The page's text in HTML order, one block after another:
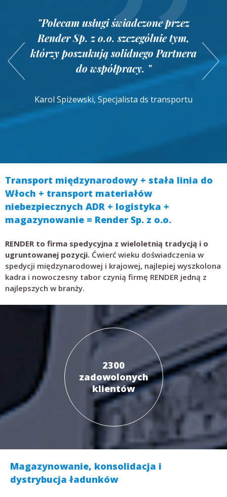
"Polecam usługi świadczone przez
Render Sp. z o.o. szczególnie tym,
którzy poszukują solidnego Partnera
do współpracy. "
Karol Spiżewski, Specjalista ds transportu
"Wysoka jakość oferowanych usług,
poparta rzetelnością i elastycznością
firmy, pozwala nam bez zastrzeżeń
rekomendować RENDER Sp. z o.o.
jako godnego zaufania przewoźnika. "
Dyrektor Generalny, Dariusz Jankowski
firmę Render za każdym razem
charakteryzuje solidność i
terminowość. Niniejszym
potwierdzamy naszą dobrą
współpracę. "
Agnieszka Niemczyk, Specjalista ds
Transport międzynarodowy + stała linia do
Włoch + transport materiałów
niebezpiecznych ADR + logistyka +
magazynowanie = Render Sp. z o.o.
RENDER to firma spedycyjna z wieloletnią tradycją i o
ugruntowanej pozycji. Ćwierć wieku doświadczenia w
spedycji międzynarodowej i krajowej, najlepiej wyszkolona
kadra i nowoczesny tabor czynią firmę RENDER jedną z
najlepszych w branży.
2300
zadowolonych
klientów
Magazynowanie, konsolidacja i
dystrybucja ładunków